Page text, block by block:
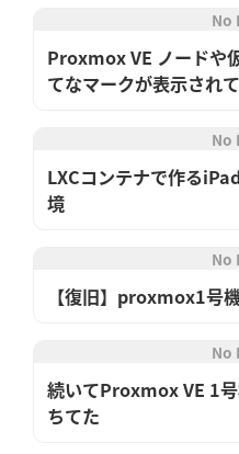
No
Proxmox VE ノードや
てなマークが表示され
No
LXCコンテナで作る
境
No
【復旧】proxmox1号
No
続いてProxmox VE 1
ちてた